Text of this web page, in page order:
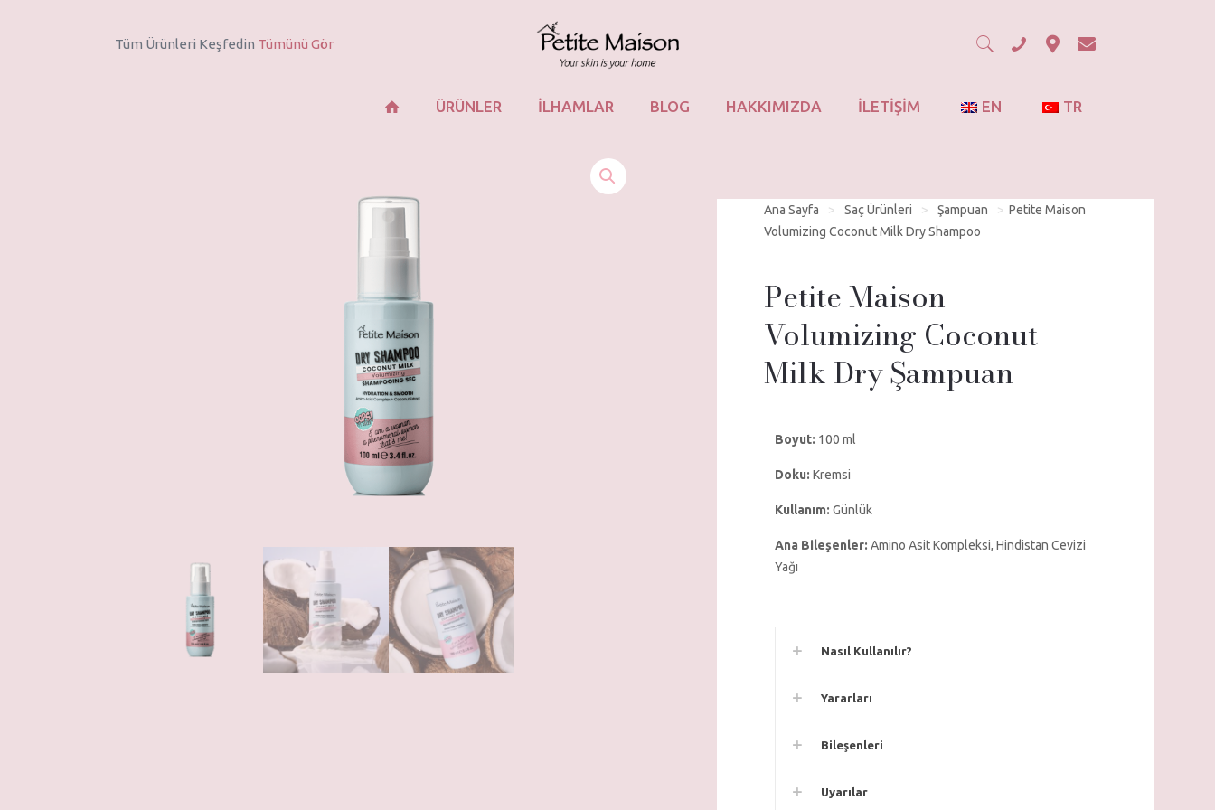
Tüm Ürünleri Keşfedin Tümünü Gör
ÜRÜNLER İLHAMLAR BLOG HAKKIMIZDA İLETİŞİM EN TR
Ana Sayfa > Saç Ürünleri > Şampuan > Petite Maison
Volumizing Coconut Milk Dry Shampoo
Petite Maison
Volumizing Coconut
Milk Dry Şampuan
Boyut: 100 ml
Doku: Kremsi
Kullanım: Günlük
Ana Bileşenler: Amino Asit Kompleksi, Hindistan Cevizi
Yağı
Nasıl Kullanılır?
Yararları
Bileşenleri
Uyarılar